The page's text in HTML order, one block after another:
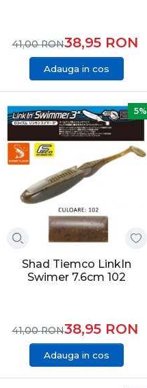
38,95 RON
41,00RON
Adauga in cos
5%
Shad Tiemco LinkIn
Swimer 7.6cm 102
38,95 RON
41,00RON
Adauga in cos